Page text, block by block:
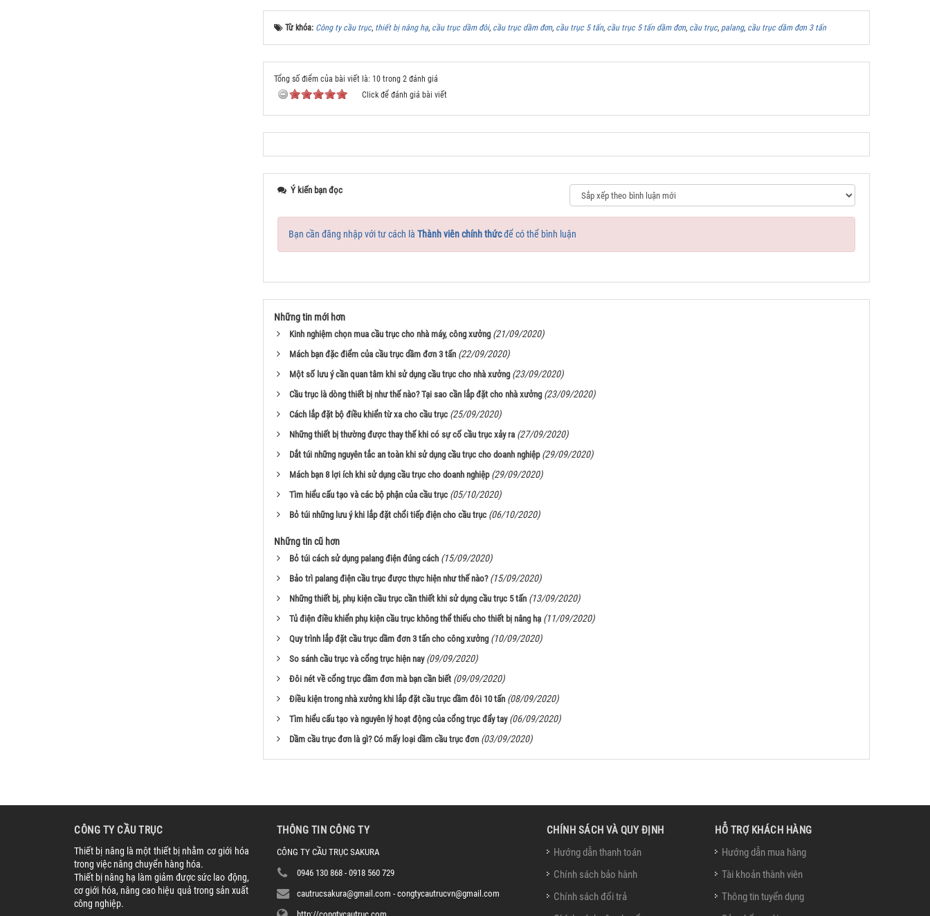
Từ khóa: Công ty cầu trục, thiết bị nâng hạ, cầu trục dầm đôi, cầu trục dầm đơn, cầu trục 5 tấn, cầu trục 5 tấn dầm đơn, cầu trục, palang, cầu trục dầm đơn 3 tấn
Tổng số điểm của bài viết là: 10 trong 2 đánh giá
Click để đánh giá bài viết
Ý kiến bạn đọc
Bạn cần đăng nhập với tư cách là Thành viên chính thứcđể có thể bình luận
Những tin mới hơn
Kinh nghiệm chọn mua cầu trục cho nhà máy, công xưởng (21/09/2020)
Mách bạn đặc điểm của cầu trục dầm đơn 3 tấn (22/09/2020)
Một số lưu ý cần quan tâm khi sử dụng cầu trục cho nhà xưởng (23/09/2020)
Cầu trục là dòng thiết bị như thế nào? Tại sao cần lắp đặt cho nhà xưởng (23/09/2020)
Cách lắp đặt bộ điều khiển từ xa cho cầu trục (25/09/2020)
Những thiết bị thường được thay thế khi có sự cố cầu trục xảy ra (27/09/2020)
Dắt túi những nguyên tắc an toàn khi sử dụng cầu trục cho doanh nghiệp (29/09/2020)
Mách bạn 8 lợi ích khi sử dụng cầu trục cho doanh nghiệp (29/09/2020)
Tìm hiểu cấu tạo và các bộ phận của cầu trục (05/10/2020)
Bỏ túi những lưu ý khi lắp đặt chổi tiếp điện cho cầu trục (06/10/2020)
Những tin cũ hơn
Bỏ túi cách sử dụng palang điện đúng cách (15/09/2020)
Bảo trì palang điện cầu trục được thực hiện như thế nào? (15/09/2020)
Những thiết bị, phụ kiện cầu trục cần thiết khi sử dụng cầu trục 5 tấn (13/09/2020)
Tủ điện điều khiển phụ kiện cầu trục không thể thiếu cho thiết bị nâng hạ (11/09/2020)
Quy trình lắp đặt cầu trục dầm đơn 3 tấn cho công xưởng (10/09/2020)
So sánh cầu trục và cổng trục hiện nay (09/09/2020)
Đôi nét về cổng trục dầm đơn mà bạn cần biết (09/09/2020)
Điều kiện trong nhà xưởng khi lắp đặt cầu trục dầm đôi 10 tấn (08/09/2020)
Tìm hiểu cấu tạo và nguyên lý hoạt động của cổng trục đẩy tay (06/09/2020)
Dầm cầu trục đơn là gì? Có mấy loại dầm cầu trục đơn (03/09/2020)
CÔNG TY CẦU TRỤC
Thiết bị nâng là một thiết bị nhằm cơ giới hóa
trong việc nâng chuyển hàng hóa.
Thiết bị nâng hạ làm giảm được sức lao động,
cơ giới hóa, nâng cao hiệu quả trong sản xuất
công nghiệp.
THÔNG TIN CÔNG TY
CÔNG TY CẦU TRỤC SAKURA
0946 130 868 - 0918 560 729
cautrucsakura@gmail.com - congtycautrucvn@gmail.com
CHÍNH SÁCH VÀ QUY ĐỊNH
Hướng dẫn thanh toán
Chính sách bảo hành
Chính sách đổi trả
HỖ TRỢ KHÁCH HÀNG
Hướng dẫn mua hàng
Tài khoản thành viên
Thông tin tuyển dụng